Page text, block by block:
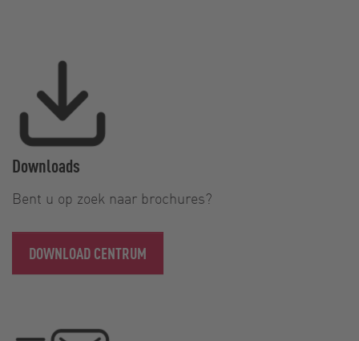
Downloads
Bent u op zoek naar brochures?
DOWNLOAD CENTRUM